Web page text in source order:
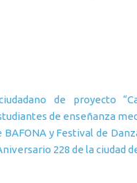
dede proyecto
de enseñanza
y Festival de
228 de la ciudad